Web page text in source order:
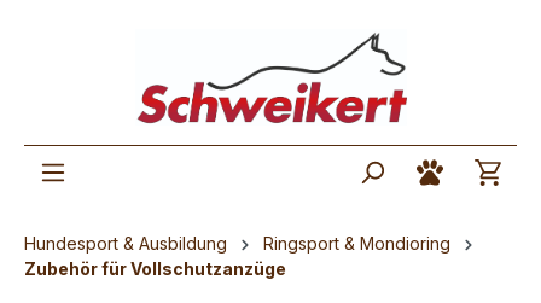
Hundesport & Ausbildung
Ringsport & Mondioring
Zubehör für Vollschutzanzüge